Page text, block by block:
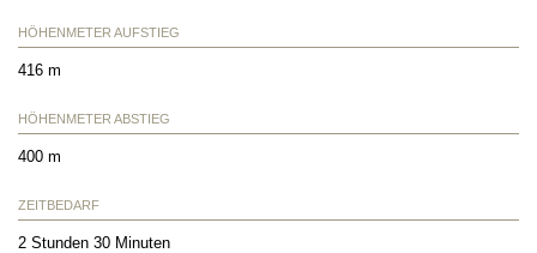
HÖHENMETER AUFSTIEG
416 m
HÖHENMETER ABSTIEG
400 m
ZEITBEDARF
2 Stunden 30 Minuten